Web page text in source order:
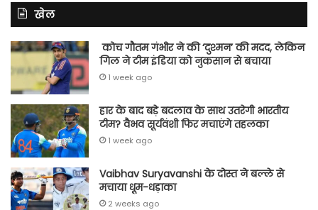
खेल
कोच गौतम गंभीर ने की ‘दुश्मन’ की मदद, लेकिन
गिल ने टीम इंडिया को नुकसान से बचाया
1 week ago
हार के बाद बड़े बदलाव के साथ उतरेगी भारतीय
टीम? वैभव सूर्यवंशी फिर मचाएंगे तहलका
1 week ago
Vaibhav Suryavanshi के दोस्त ने बल्ले से
मचाया धूम-धड़ाका
2 weeks ago